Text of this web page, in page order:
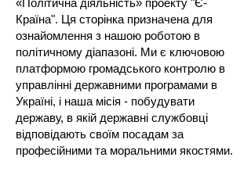
«Політична діяльність» проекту "Є-
Країна". Ця сторінка призначена для
ознайомлення з нашою роботою в
політичному діапазоні. Ми є ключовою
платформою громадського контролю в
управлінні державними програмами в
Україні, і наша місія - побудувати
державу, в якій державні службовці
відповідають своїм посадам за
професійними та моральними якостями.